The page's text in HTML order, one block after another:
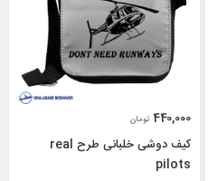
440,000 تومان
کیف دوشی خلبانی طرح real
pilots